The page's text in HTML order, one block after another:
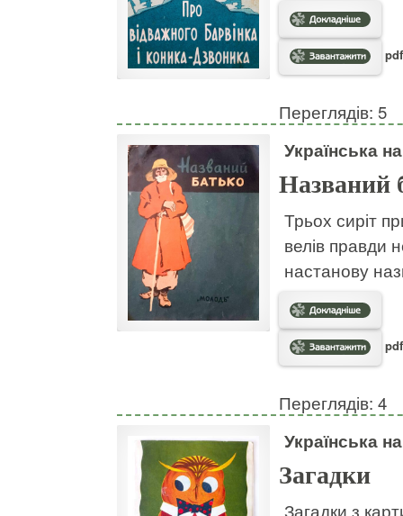
Переглядів: 5
Українська
Названий
Трьох сиріт
велів правди
настанову
Переглядів: 4
Українська
Загадки
Загадки з